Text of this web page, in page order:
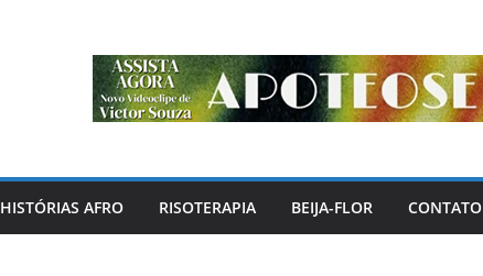
HISTÓRIAS AFRO RISOTERAPIA BEIJA-FLOR CONTATO